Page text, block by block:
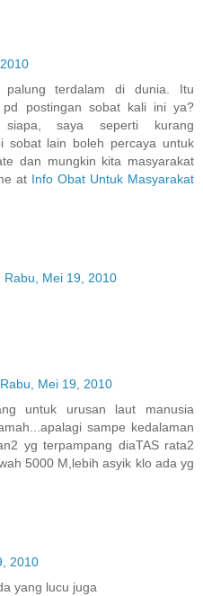
palung terdalam di dunia. Itu
pd postingan sobat kali ini ya?
siapa, saya seperti kurang
sobat lain boleh percaya untuk
dan mungkin kita masyarakat
at Info Obat Untuk Masyarakat
Rabu, Mei 19, 2010
Rabu, Mei 19, 2010
untuk urusan laut manusia
sampe kedalaman
yg terpampang diaTAS rata2
5000 M,lebih asyik klo ada yg
2010
yang lucu juga